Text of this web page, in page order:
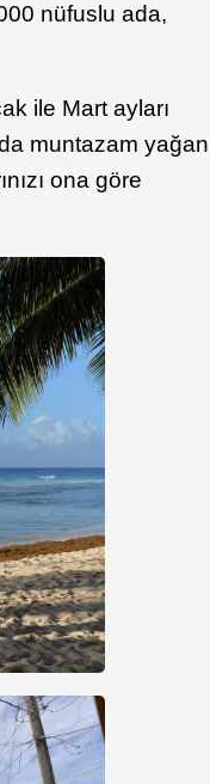
nüfuslu ada,
ile Mart ayları
muntazam yağan
ona göre